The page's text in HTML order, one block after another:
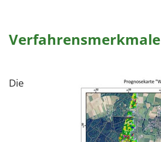
Verfahrensmerkmale
Die